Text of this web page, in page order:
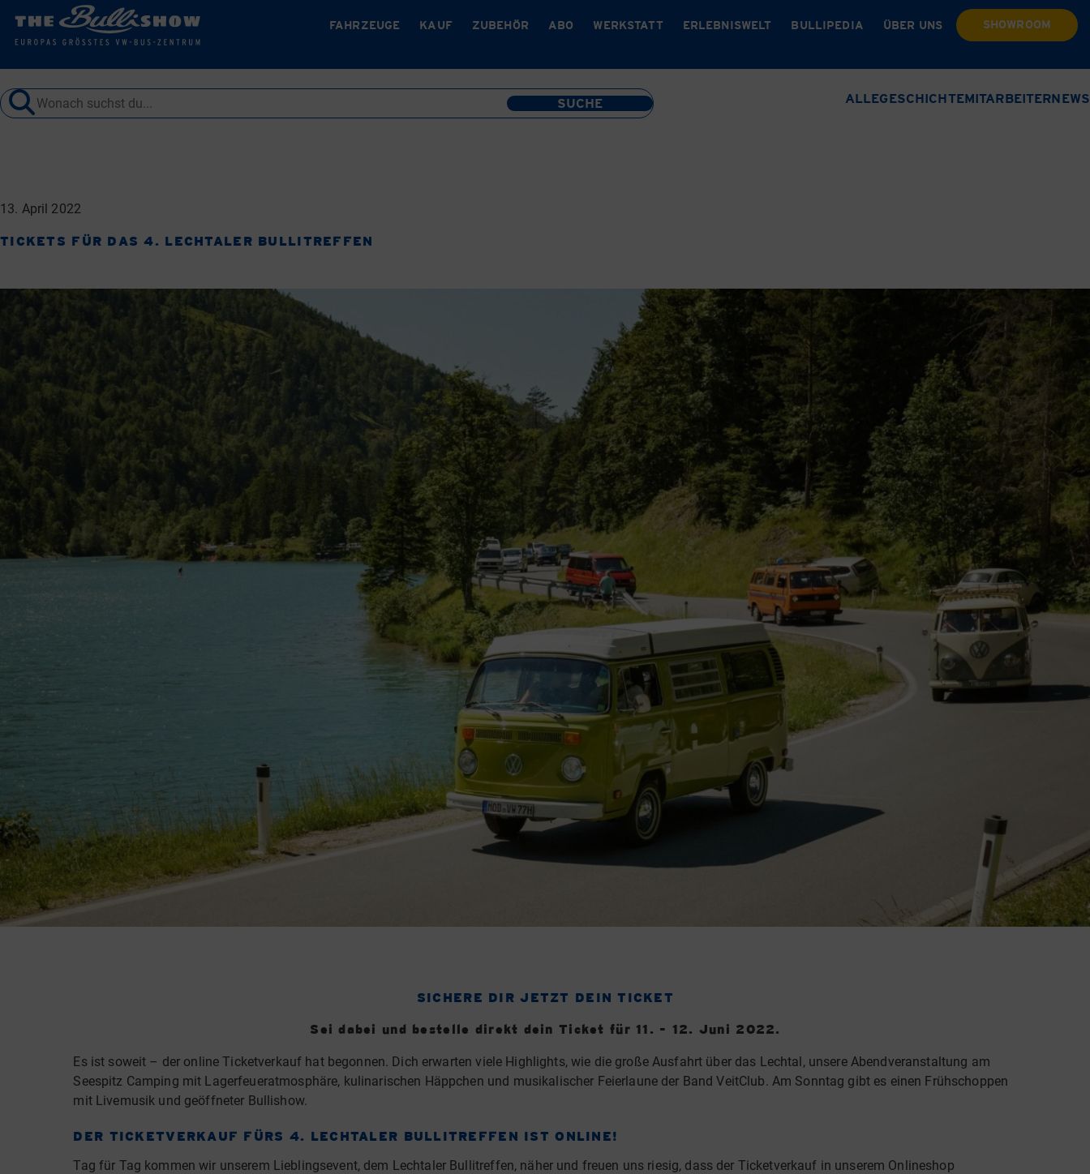
zum
Inhalt
FAHRZEUGE KAUF ZUBEHÖR ABO WERKSTATT ERLEBNISWELT BULLIPEDIA ÜBER UNS SHOWROOM
ALLEGESCHICHTEMITARBEITERNEWS
13. April 2022
TICKETS FÜR DAS 4. LECHTALER BULLITREFFEN
SICHERE DIR JETZT DEIN TICKET
Sei dabei und bestelle direkt dein Ticket für 11. - 12. Juni 2022.
Es ist soweit – der online Ticketverkauf hat begonnen. Dich erwarten viele Highlights, wie die große Ausfahrt über das Lechtal, unsere Abendveranstaltung am
Seespitz Camping mit Lagerfeueratmosphäre, kulinarischen Häppchen und musikalischer Feierlaune der Band VeitClub. Am Sonntag gibt es einen Frühschoppen
mit Livemusik und geöffneter Bullishow.
DER TICKETVERKAUF FÜRS 4. LECHTALER BULLITREFFEN IST ONLINE!
Tag für Tag kommen wir unserem Lieblingsevent, dem Lechtaler Bullitreffen, näher und freuen uns riesig, dass der Ticketverkauf in unserem Onlineshop